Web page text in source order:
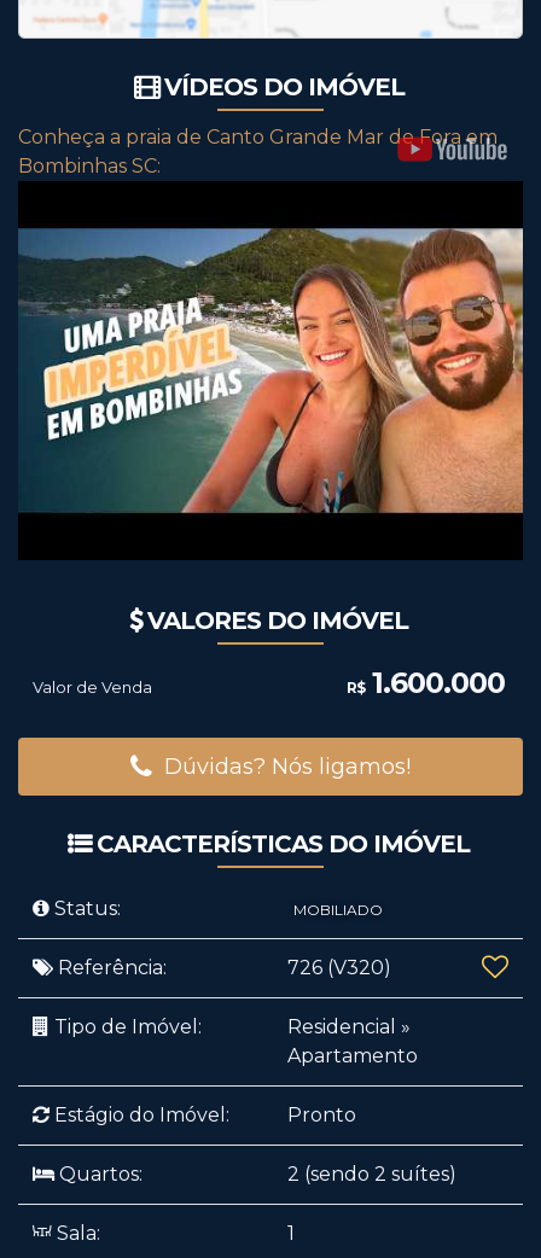
VÍDEOS DO IMÓVEL
Conheça a praia de Canto Grande Mar de Fora em
Bombinhas SC:
VALORES DO IMÓVEL
R$1.600.000
Valor de Venda
Dúvidas? Nós ligamos!
CARACTERÍSTICAS DO IMÓVEL
Status: MOBILIADO
Referência: 726 (V320)
Tipo de Imóvel: Residencial »
Apartamento
Estágio do Imóvel: Pronto
Quartos: 2 (sendo 2 suítes)
Sala: 1